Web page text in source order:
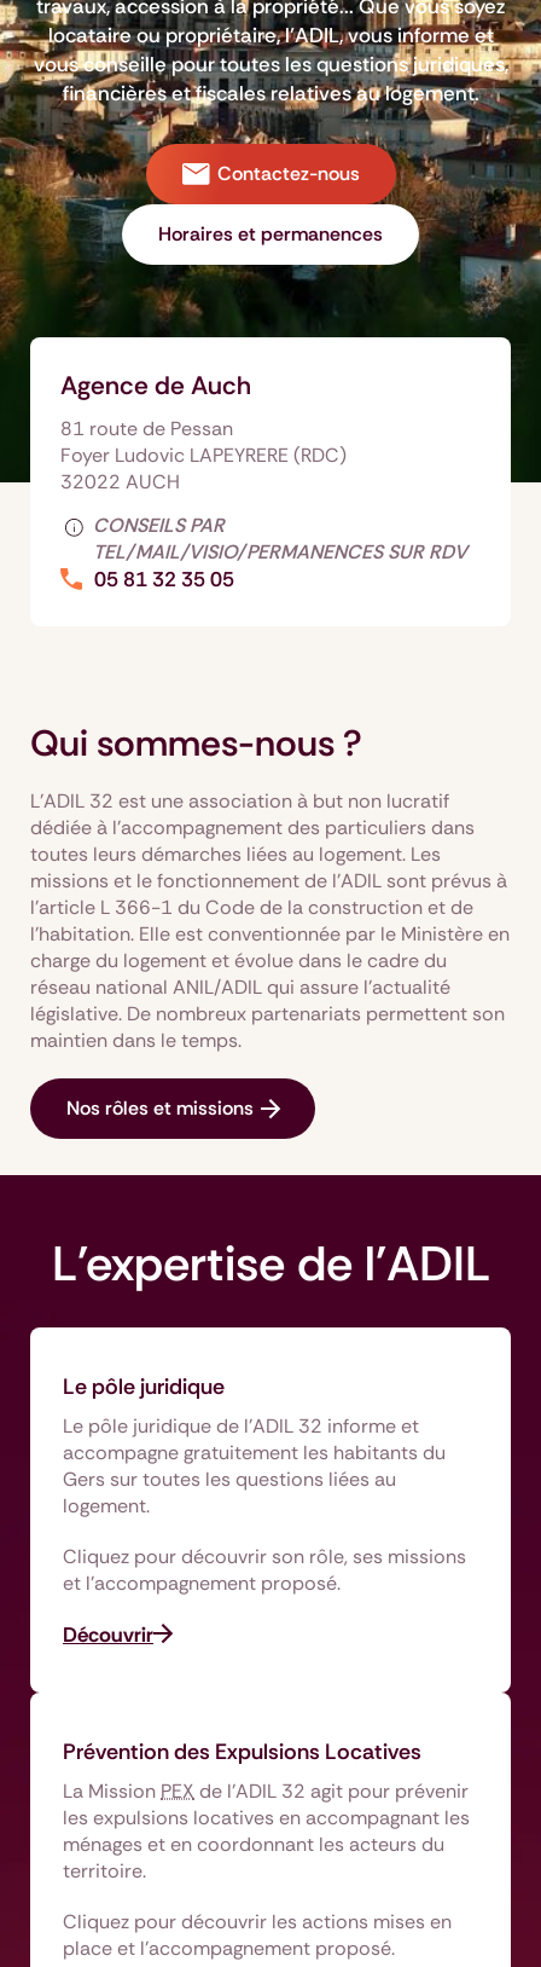
travaux, accession à la propriété... Que vous soyez
locataire ou propriétaire, l’ADIL, vous informe et
vous conseille pour toutes les questions juridiques,
financières et fiscales relatives au logement.
Contactez-nous
Horaires et permanences
Agence de Auch
81 route de Pessan
Foyer Ludovic LAPEYRERE (RDC)
32022 AUCH
CONSEILS PAR
TEL/MAIL/VISIO/PERMANENCES SUR RDV
05 81 32 35 05
Qui sommes-nous ?
L'ADIL 32 est une association à but non lucratif
dédiée à l'accompagnement des particuliers dans
toutes leurs démarches liées au logement. Les
missions et le fonctionnement de l’ADIL sont prévus à
l’article L 366-1 du Code de la construction et de
l’habitation. Elle est conventionnée par le Ministère en
charge du logement et évolue dans le cadre du
réseau national ANIL/ADIL qui assure l’actualité
législative. De nombreux partenariats permettent son
maintien dans le temps.
Nos rôles et missions
L'expertise de l'ADIL
Le pôle juridique
Le pôle juridique de l’ADIL 32 informe et
accompagne gratuitement les habitants du
Gers sur toutes les questions liées au
logement.
Cliquez pour découvrir son rôle, ses missions
et l’accompagnement proposé.
Découvrir
Prévention des Expulsions Locatives
La Mission PEX de l’ADIL 32 agit pour prévenir
les expulsions locatives en accompagnant les
ménages et en coordonnant les acteurs du
territoire.
Cliquez pour découvrir les actions mises en
place et l’accompagnement proposé.